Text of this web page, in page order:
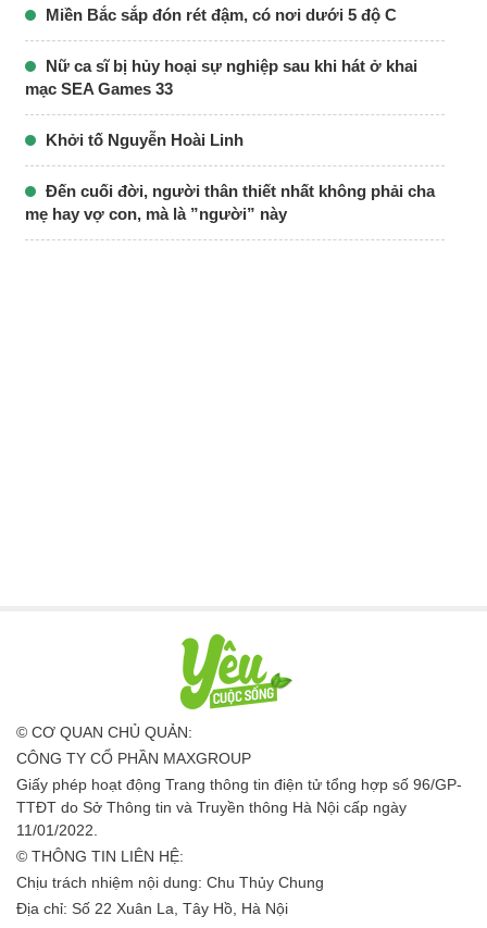
Miền Bắc sắp đón rét đậm, có nơi dưới 5 độ C
Nữ ca sĩ bị hủy hoại sự nghiệp sau khi hát ở khai
mạc SEA Games 33
Khởi tố Nguyễn Hoài Linh
Đến cuối đời, người thân thiết nhất không phải cha
mẹ hay vợ con, mà là ”người” này
© CƠ QUAN CHỦ QUẢN:
CÔNG TY CỔ PHẦN MAXGROUP
Giấy phép hoạt động Trang thông tin điện tử tổng hợp số 96/GP-
TTĐT do Sở Thông tin và Truyền thông Hà Nội cấp ngày
11/01/2022.
© THÔNG TIN LIÊN HỆ:
Chịu trách nhiệm nội dung: Chu Thủy Chung
Địa chỉ: Số 22 Xuân La, Tây Hồ, Hà Nội